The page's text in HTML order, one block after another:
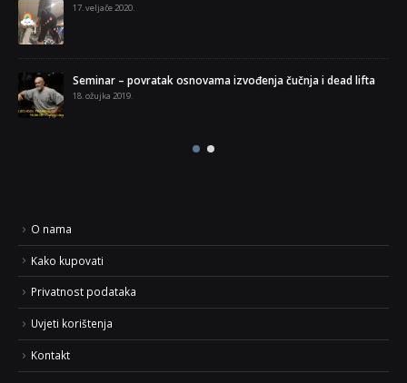
17. veljače 2020.
Seminar – povratak osnovama izvođenja čučnja i dead lifta
18. ožujka 2019.
O nama
Kako kupovati
Privatnost podataka
Uvjeti korištenja
Kontakt